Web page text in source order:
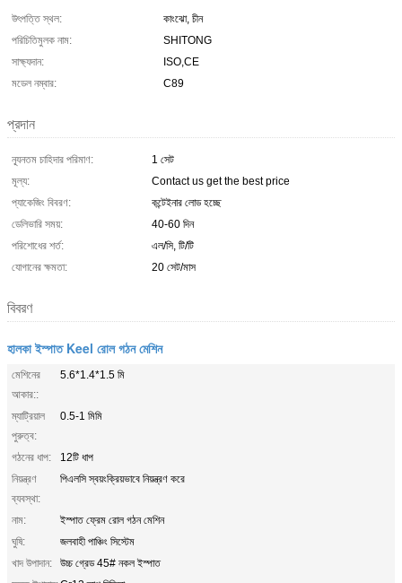
উৎপত্তি স্থল:
কাংঝো, চীন
পরিচিতিমুলক নাম:
SHITONG
সাক্ষ্যদান:
ISO,CE
মডেল নম্বার:
C89
প্রদান
ন্যূনতম চাহিদার পরিমাণ:
1 সেট
মূল্য:
Contact us get the best price
প্যাকেজিং বিবরণ:
কন্টেইনার লোড হচ্ছে
ডেলিভারি সময়:
40-60 দিন
পরিশোধের শর্ত:
এল/সি, টি/টি
যোগানের ক্ষমতা:
20 সেট/মাস
বিবরণ
হালকা ইস্পাত Keel রোল গঠন মেশিন
মেশিনের
আকার::
5.6*1.4*1.5 মি
ম্যাট্রিয়াল
পুরুত্ব:
0.5-1 মিমি
গঠনের ধাপ:
12টি ধাপ
নিয়ন্ত্রণ
ব্যবস্থা:
পিএলসি স্বয়ংক্রিয়ভাবে নিয়ন্ত্রণ করে
নাম:
ইস্পাত ফ্রেম রোল গঠন মেশিন
ঘুষি:
জলবাহী পাঞ্চিং সিস্টেম
খাদ উপাদান:
উচ্চ গ্রেড 45# নকল ইস্পাত